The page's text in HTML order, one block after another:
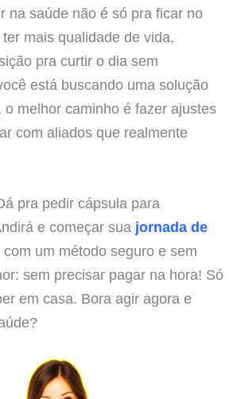
na saúde não é só pra ficar no
mais qualidade de vida,
pra curtir o dia sem
está buscando uma solução
o melhor caminho é fazer ajustes
com aliados que realmente
pra pedir cápsula para
e começar sua jornada de
com um método seguro e sem
sem precisar pagar na hora! Só
em casa. Bora agir agora e